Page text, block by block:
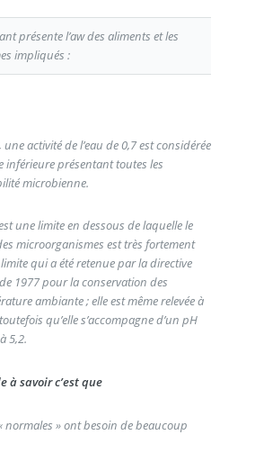
présente l’aw des aliments et les
impliqués :
activité de l’eau de 0,7 est considérée
inférieure présentant toutes les
microbienne.
une limite en dessous de laquelle le
microorganismes est très fortement
limite qui a été retenue par la directive
1977 pour la conservation des
ambiante ; elle est même relevée à
qu’elle s’accompagne d’un pH
5,2.
à savoir c’est que
normales » ont besoin de beaucoup